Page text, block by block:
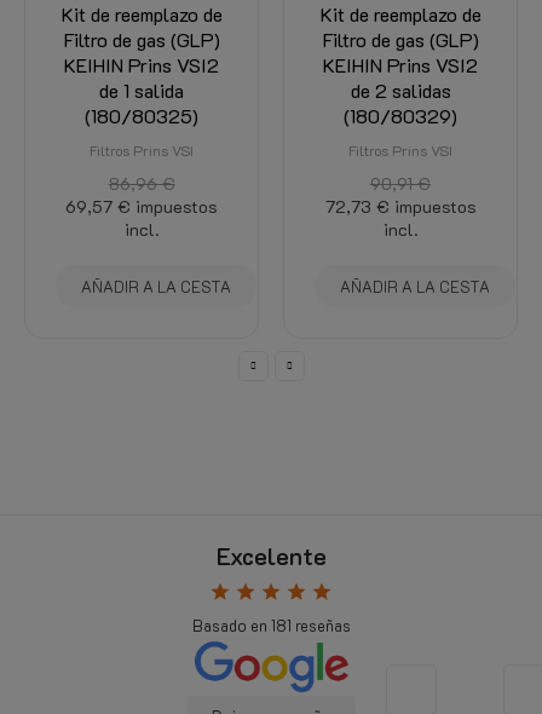
Kit de reemplazo de
Filtro de gas (GLP)
KEIHIN Prins VSI2
de 1 salida
(180/80325)
Filtros Prins VSI
86,96 €
69,57 € impuestos
AÑADIR A LA CESTA
Kit de reemplazo de
Filtro de gas (GLP)
KEIHIN Prins VSI2
de 2 salidas
(180/80329)
Filtros Prins VSI
90,91 €
72,73 € impuestos
AÑADIR A LA CESTA
Excelente
star star star star
Basado en 181 reseñas